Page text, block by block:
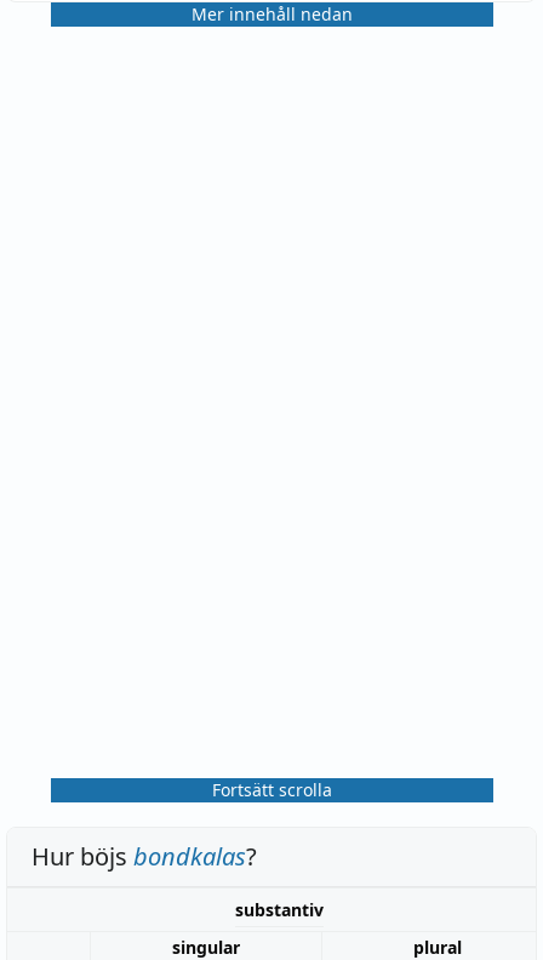
Mer innehåll nedan
Fortsätt scrolla
Hur böjs bondkalas?
substantiv
singular
plural